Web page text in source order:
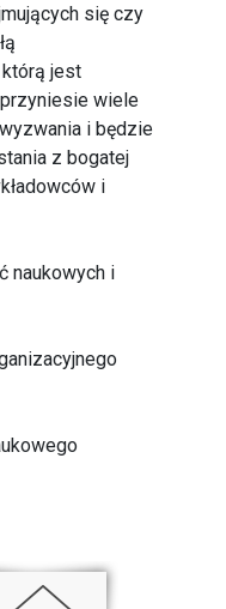
się czy
jest
wiele
i będzie
z bogatej
i
naukowych i